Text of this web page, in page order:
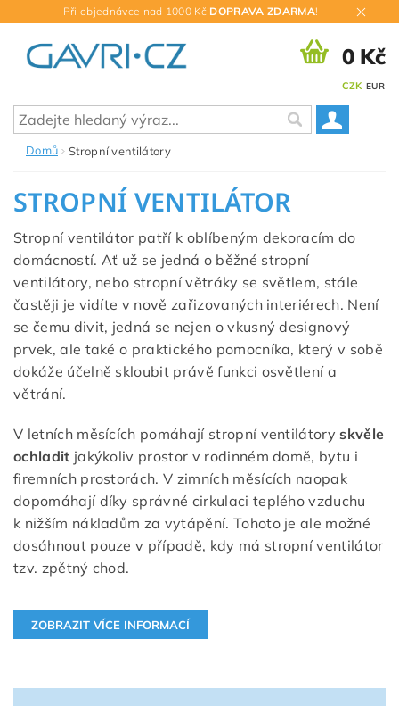
Při objednávce nad 1000 Kč DOPRAVA ZDARMA!
CZK EUR
0 Kč
Domů Stropní ventilátory
STROPNÍ VENTILÁTOR
Stropní ventilátor patří k oblíbeným dekoracím do
domácností. Ať už se jedná o běžné stropní
ventilátory, nebo stropní větráky se světlem, stále
častěji je vidíte v nově zařizovaných interiérech. Není
se čemu divit, jedná se nejen o vkusný designový
prvek, ale také o praktického pomocníka, který v sobě
dokáže účelně skloubit právě funkci osvětlení a
větrání.
V letních měsících pomáhají stropní ventilátoryskvěle
ochladit jakýkoliv prostor v rodinném domě, bytu i
firemních prostorách. V zimních měsících naopak
dopomáhají díky správné cirkulaci teplého vzduchu
k nižším nákladům za vytápění. Tohoto je ale možné
dosáhnout pouze v případě, kdy má stropní ventilátor
tzv. zpětný chod.